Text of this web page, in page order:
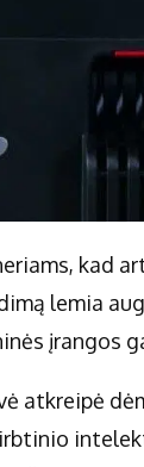
kad
lemia
įrangos
atkreipė